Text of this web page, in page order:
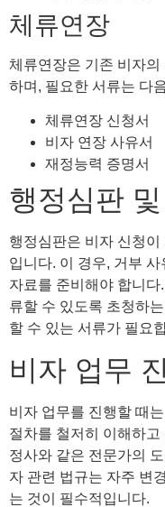
체류연장
체류연장은 기존 비자
하며, 필요한 서류는 다
체류연장 신청서
비자 연장 사유서
재정능력 증명서
행정심판
행정심판은 비자 신청
입니다. 이 경우, 거부
자료를 준비해야 합니다
류할 수 있도록 초청하
할 수 있는 서류가 필요
비자 업무
비자 업무를 진행할 때
절차를 철저히 이해하
정사와 같은 전문가의
자 관련 법규는 자주 변
는 것이 필수적입니다.